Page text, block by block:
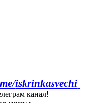
iskrinkasvechi
канал!